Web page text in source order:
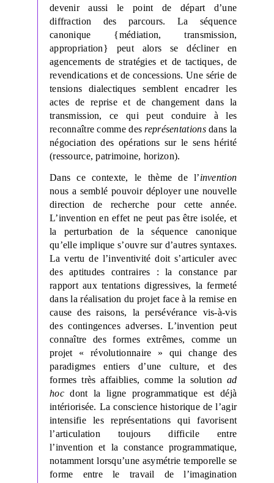
devenir aussi le point de départ d’une
diffraction des parcours. La séquence
canonique {médiation, transmission,
appropriation} peut alors se décliner en
agencements de stratégies et de tactiques, de
revendications et de concessions. Une série de
tensions dialectiques semblent encadrer les
actes de reprise et de changement dans la
transmission, ce qui peut conduire à les
reconnaître comme desreprésentationsdans la
négociation des opérations sur le sens hérité
(ressource, patrimoine, horizon).
Dans ce contexte, le thème de l’invention
nous a semblé pouvoir déployer une nouvelle
direction de recherche pour cette année.
L’invention en effet ne peut pas être isolée, et
la perturbation de la séquence canonique
qu’elle implique s’ouvre sur d’autres syntaxes.
La vertu de l’inventivité doit s’articuler avec
des aptitudes contraires : la constance par
rapport aux tentations digressives, la fermeté
dans la réalisation du projet face à la remise en
cause des raisons, la persévérance vis-à-vis
des contingences adverses. L’invention peut
connaître des formes extrêmes, comme un
projet « révolutionnaire » qui change des
paradigmes entiers d’une culture, et des
formes très affaiblies, comme la solution ad
hocdont la ligne programmatique est déjà
intériorisée. La conscience historique de l’agir
intensifie les représentations qui favorisent
l’articulation toujours difficile entre
l’invention et la constance programmatique,
notamment lorsqu’une asymétrie temporelle se
forme entre le travail de l’imagination